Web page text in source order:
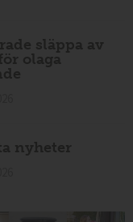
släppa av
olaga
nyheter